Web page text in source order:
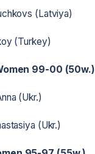
(Latviya)
(Turkey)
99-00 (50w.)
(Ukr.)
(Ukr.)